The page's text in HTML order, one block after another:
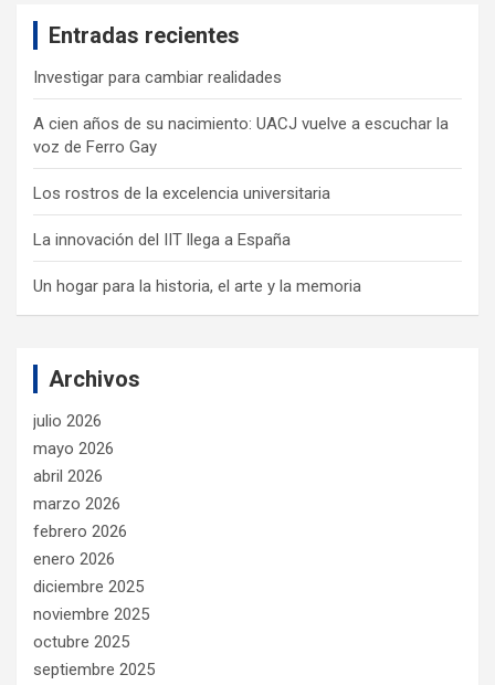
Entradas recientes
Investigar para cambiar realidades
A cien años de su nacimiento: UACJ vuelve a escuchar la
voz de Ferro Gay
Los rostros de la excelencia universitaria
La innovación del IIT llega a España
Un hogar para la historia, el arte y la memoria
Archivos
julio 2026
mayo 2026
abril 2026
marzo 2026
febrero 2026
enero 2026
diciembre 2025
noviembre 2025
octubre 2025
septiembre 2025